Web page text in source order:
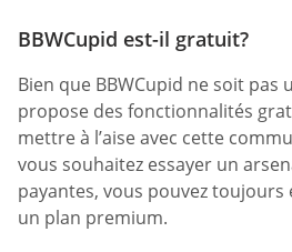
BBWCupid est-il gratuit?
Bien que BBWCupid ne soit pas
propose des fonctionnalités
mettre à l’aise avec cette
vous souhaitez essayer un
payantes, vous pouvez toujours
un plan premium.